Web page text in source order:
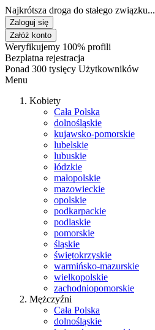
Najkrótsza droga do stałego związku...
Zaloguj się
Załóż konto
Weryfikujemy 100% profili
Bezpłatna rejestracja
Ponad 300 tysięcy Użytkowników
Menu
Kobiety
Cała Polska
dolnośląskie
kujawsko-pomorskie
lubelskie
lubuskie
łódzkie
małopolskie
mazowieckie
opolskie
podkarpackie
podlaskie
pomorskie
śląskie
świętokrzyskie
warmińsko-mazurskie
wielkopolskie
zachodniopomorskie
Mężczyźni
Cała Polska
dolnośląskie